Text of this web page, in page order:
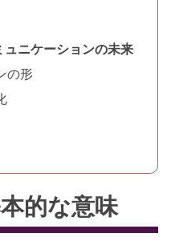
ニケーションの未来
の形
的な意味